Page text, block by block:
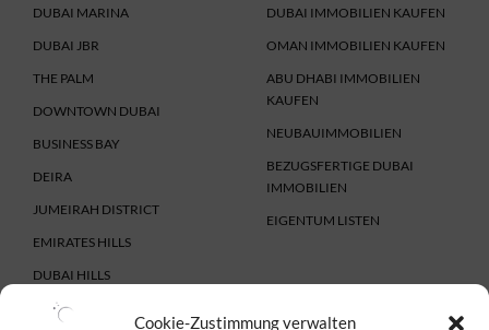
Cookie-Zustimmung verwalten
DUBAI MARINA
DUBAI JBR
THE PALM
DOWNTOWN DUBAI
BUSINESS BAY
DEIRA
JUMEIRAH DISTRICT
EMIRATES HILLS
DUBAI HILLS
DUBAI LAND
DUBAI IMMOBILIEN KAUFEN
OMAN IMMOBILIEN KAUFEN
ABU DHABI IMMOBILIEN
KAUFEN
NEUBAUIMMOBILIEN
BEZUGSFERTIGE DUBAI
IMMOBILIEN
EIGENTUM LISTEN